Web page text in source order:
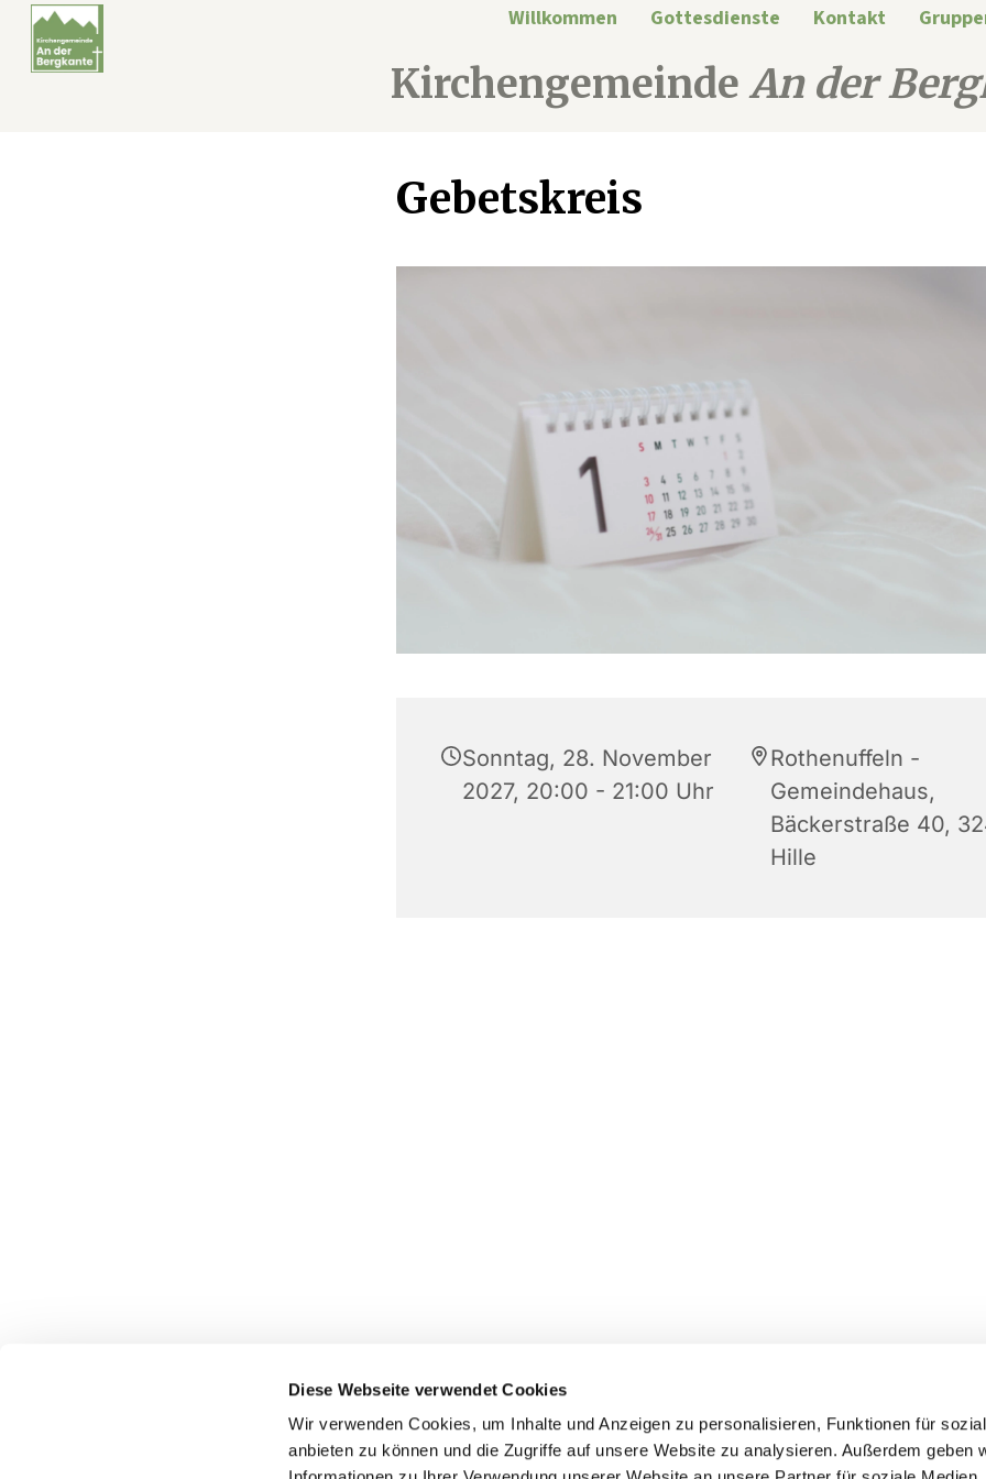
Diese Webseite verwendet Cookies
Wir verwenden Cookies, um Inhalte und Anzeigen zu personalisieren, Funktionen für
anbieten zu können und die Zugriffe auf unsere Website zu analysieren. Außerdem geben
Willkommen Gottesdienste Kontakt
KirchengemeindeAn der
Gebetskreis
Sonntag, 28. November
2027, 20:00 - 21:00 Uhr
Rothenuffeln -
Gemeindehaus,
Bäckerstraße 40,
Hille
Startseite Gottesdienste Gemeindebüros Gruppen & Kreise